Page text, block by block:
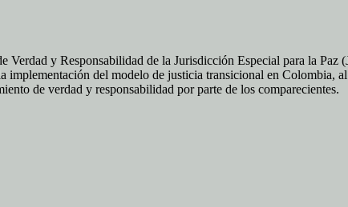
y Responsabilidad de la Jurisdicción Especial para la Paz
del modelo de justicia transicional en Colombia,
de verdad y responsabilidad por parte de los comparecientes.